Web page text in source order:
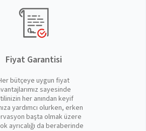
Fiyat Garantisi
bütçeye uygun fiyat
sayesinde
her anından keyif
yardımcı olurken, erken
başta olmak üzere
ayrıcalığı da beraberinde